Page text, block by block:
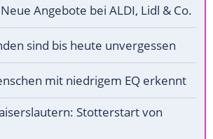
Angebote bei ALDI, Lidl & Co.
sind bis heute unvergessen
mit niedrigem EQ erkennt
Stotterstart von